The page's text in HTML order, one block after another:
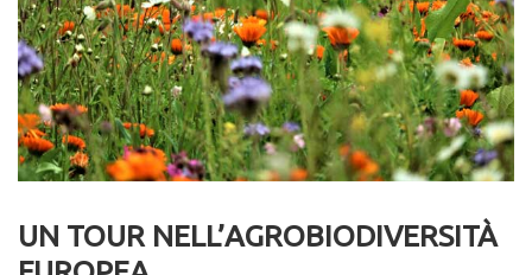
UN TOUR NELL’AGROBIODIVERSITÀ